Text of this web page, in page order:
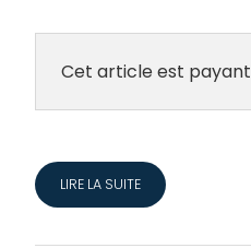
Cet article est payant
LIRE LA SUITE